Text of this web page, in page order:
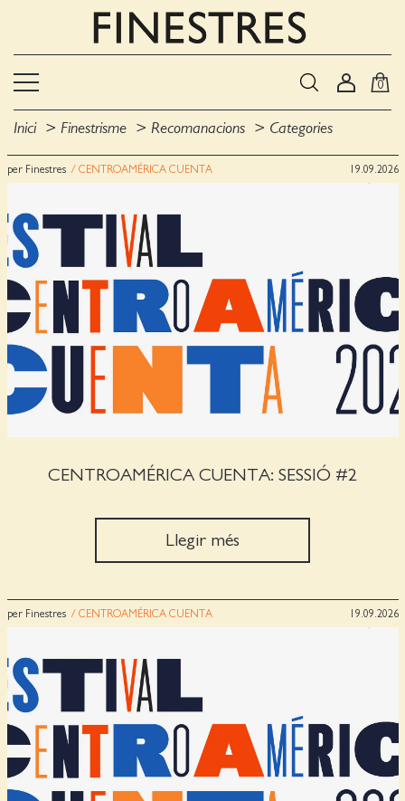
0
Inici Finestrisme Recomanacions Categories
per Finestres / CENTROAMÉRICA CUENTA 19.09.2026
CENTROAMÉRICA CUENTA: SESSIÓ #2
Llegir més
per Finestres / CENTROAMÉRICA CUENTA 19.09.2026